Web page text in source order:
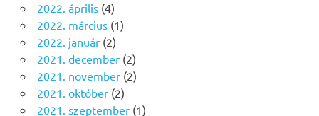
2022. április(4)
2022. március(1)
2022. január(2)
2021. december(2)
2021. november(2)
2021. október(2)
2021. szeptember(1)